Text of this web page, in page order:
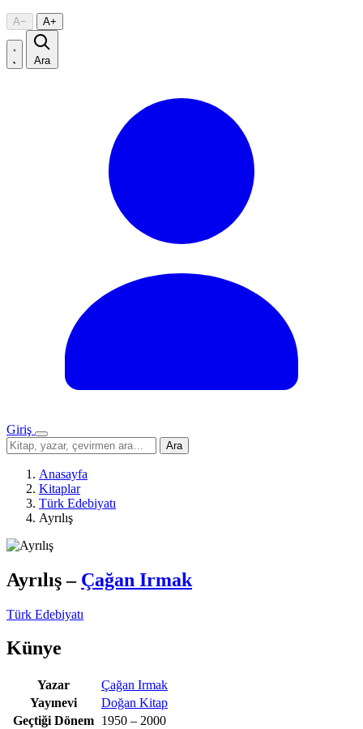
A− A+
Ara
Giriş
Menü
Sitede
ara
Ara
Anasayfa
Kitaplar
Türk Edebiyatı
Ayrılış
Ayrılış– Çağan Irmak
Türk Edebiyatı
Künye
Yazar
Çağan Irmak
Yayınevi
Doğan Kitap
Geçtiği Dönem 1950 – 2000